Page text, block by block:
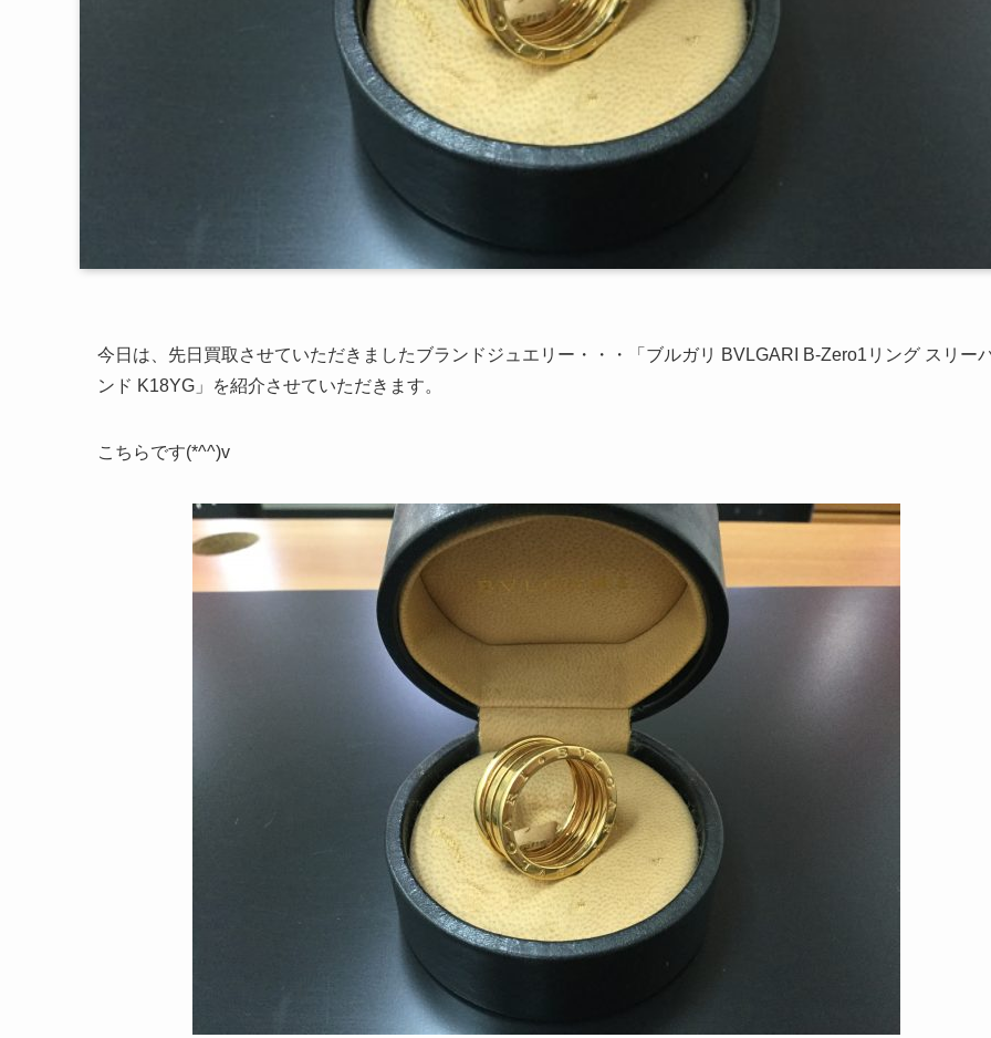
今日は、先日買取させていただきましたブランドジュエリー・・・「ブルガリ BVLGARI B-Zero1リング スリー
ンド K18YG」を紹介させていただきます。
こちらです(*^^)v